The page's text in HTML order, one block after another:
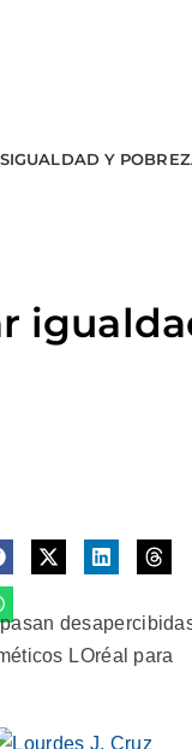
Y
LOréal para